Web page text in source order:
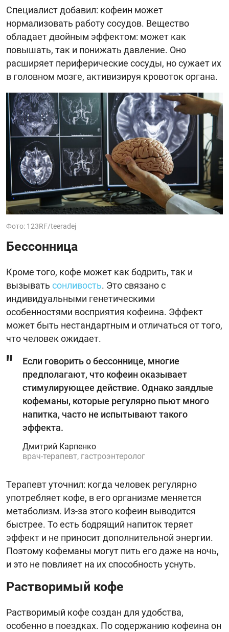
Специалист добавил: кофеин может
нормализовать работу сосудов. Вещество
обладает двойным эффектом: может как
повышать, так и понижать давление. Оно
расширяет периферические сосуды, но сужает их
в головном мозге, активизируя кровоток органа.
Фото: 123RF/teeradej
Бессонница
Кроме того, кофе может как бодрить, так и
вызывать сонливость. Это связано с
индивидуальными генетическими
особенностями восприятия кофеина. Эффект
может быть нестандартным и отличаться от того,
что человек ожидает.
Если говорить о бессоннице, многие
предполагают, что кофеин оказывает
стимулирующее действие. Однако заядлые
кофеманы, которые регулярно пьют много
напитка, часто не испытывают такого
эффекта.
Дмитрий Карпенко
врач-терапевт, гастроэнтеролог
Терапевт уточнил: когда человек регулярно
употребляет кофе, в его организме меняется
метаболизм. Из-за этого кофеин выводится
быстрее. То есть бодрящий напиток теряет
эффект и не приносит дополнительной энергии.
Поэтому кофеманы могут пить его даже на ночь,
и это не повлияет на их способность уснуть.
Растворимый кофе
Растворимый кофе создан для удобства,
особенно в поездках. По содержанию кофеина он